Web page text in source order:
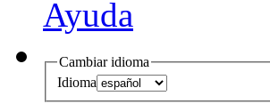
Ayuda
Cambiar idioma
Idioma